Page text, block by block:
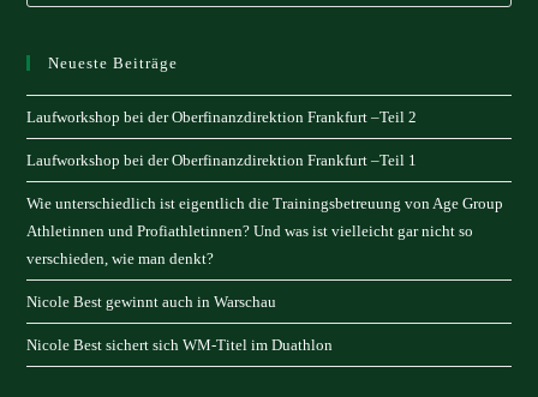
Neueste Beiträge
Laufworkshop bei der Oberfinanzdirektion Frankfurt –Teil 2
Laufworkshop bei der Oberfinanzdirektion Frankfurt –Teil 1
Wie unterschiedlich ist eigentlich die Trainingsbetreuung von Age Group
Athletinnen und Profiathletinnen? Und was ist vielleicht gar nicht so
verschieden, wie man denkt?
Nicole Best gewinnt auch in Warschau
Nicole Best sichert sich WM-Titel im Duathlon